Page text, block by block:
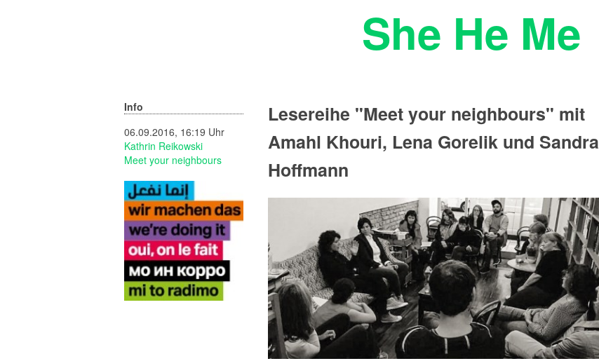
She He Me
Info
06.09.2016, 16:19 Uhr
Kathrin Reikowski
Meet your neighbours
Lesereihe "Meet your neighbours" mit
Amahl Khouri, Lena Gorelik und Sandra
Hoffmann